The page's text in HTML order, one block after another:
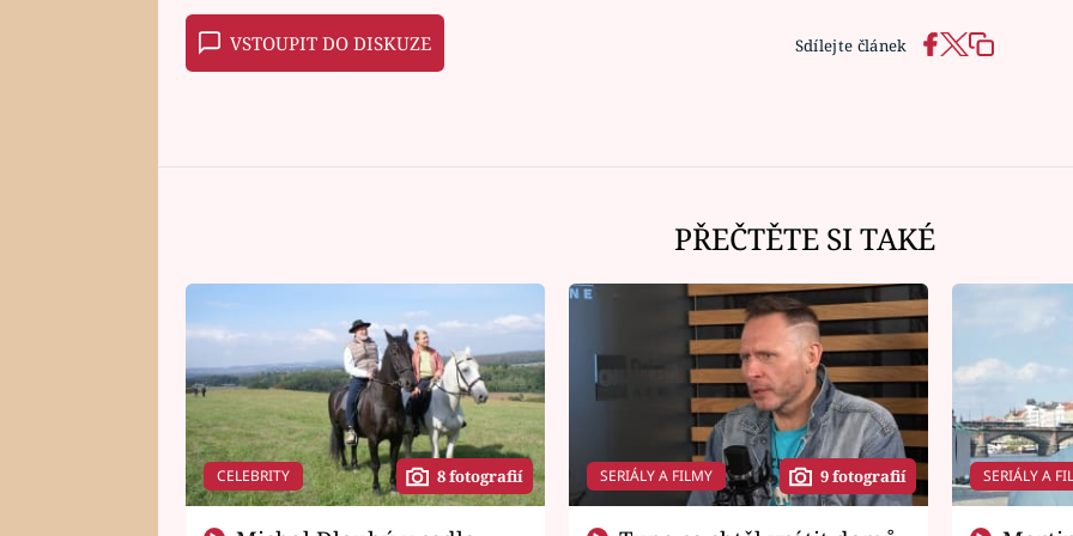
VSTOUPIT DO DISKUZE Sdílejte článek
PŘEČTĚTE SI TAKÉ
CELEBRITY 8 fotografií SERIÁLY A FILMY 9 fotografií SERIÁLY A